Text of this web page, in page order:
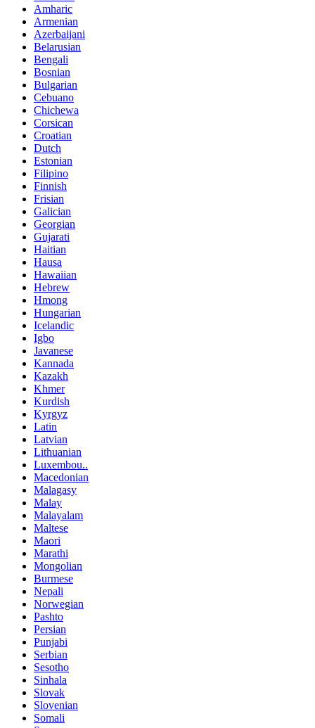
Amharic
Armenian
Azerbaijani
Belarusian
Bengali
Bosnian
Bulgarian
Cebuano
Chichewa
Corsican
Croatian
Dutch
Estonian
Filipino
Finnish
Frisian
Galician
Georgian
Gujarati
Haitian
Hausa
Hawaiian
Hebrew
Hmong
Hungarian
Icelandic
Igbo
Javanese
Kannada
Kazakh
Khmer
Kurdish
Kyrgyz
Latin
Latvian
Lithuanian
Luxembou..
Macedonian
Malagasy
Malay
Malayalam
Maltese
Maori
Marathi
Mongolian
Burmese
Nepali
Norwegian
Pashto
Persian
Punjabi
Serbian
Sesotho
Sinhala
Slovak
Slovenian
Somali